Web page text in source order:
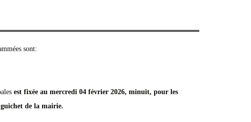
sont:
est fixée au mercredi 04 février 2026, minuit, pour les
de la mairie.